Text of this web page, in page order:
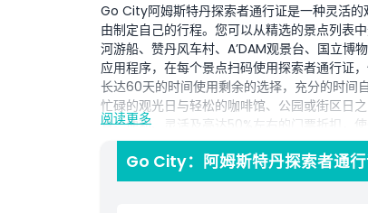
Go City阿姆斯特丹探索者通行证是一种灵活
由制定自己的行程。您可以从精选的景点列表
河游船、赞丹风车村、A’DAM观景台、国立
应用程序，在每个景点扫码使用探索者通行证
长达60天的时间使用剩余的选择，充分的时间
忙碌的观光日与轻松的咖啡馆、公园或街区日
省。便利、灵活及高达50%左右的门票折扣，
观景点和文化景点的轻松方式。​
阅读更多
Go City：阿姆斯特丹探索者通